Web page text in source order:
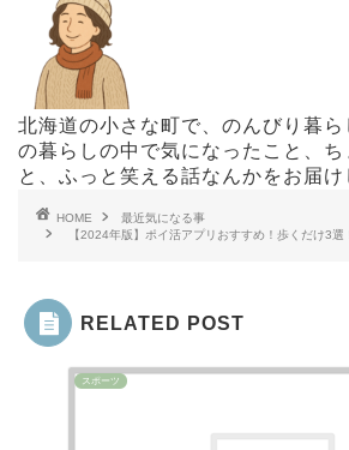
北海道の小さな町で、のんびり暮
の暮らしの中で気になったこと、ち
と、ふっと笑える話なんかをお届け
HOME
最近気になる事
【2024年版】ポイ活アプリおすすめ！歩くだけ3選
RELATED POST
スポーツ